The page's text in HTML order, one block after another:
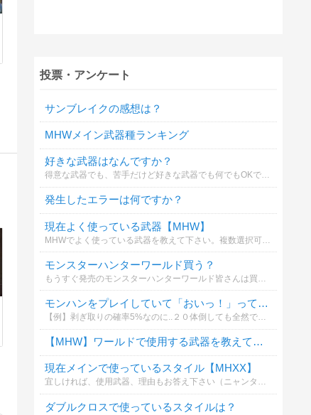
投票・アンケート
サンブレイクの感想は？
MHWメイン武器種ランキング
好きな武器はなんですか？
得意な武器でも、苦手だけど好きな武器でも何でもOKです！
発生したエラーは何ですか？
現在よく使っている武器【MHW】
モンスターハンターワールド買う？
モンハンをプレイしていて「おいっ！」って思う瞬間を教えてください
【例】剥ぎ取りの確率5%なのに..２０体倒しても全然でねーぞｗｗ
【MHW】ワールドで使用する武器を教えてください
現在メインで使っているスタイル【MHXX】
宜しければ、使用武器、理由もお答え下さい（ニャンター派はサポート傾向）
ダブルクロスで使っているスタイルは？